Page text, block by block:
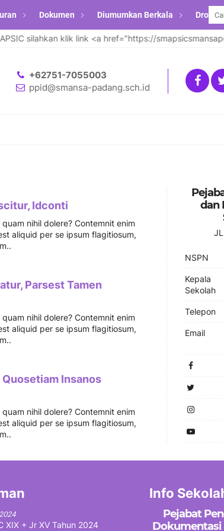
Dokumen Diumumkan Berkala Drop
silahkan klik link <a href="https://
+62751-7055003
ppid@smansa-padang.sch.id
Idconti
nihil dolere? Contemnit enim
aliquid per se ipsum flagitiosum,
Parsest Tamen
nihil dolere? Contemnit enim
aliquid per se ipsum flagitiosum,
Insanos
nihil dolere? Contemnit enim
aliquid per se ipsum flagitiosum,
dan
NSPN
Kepala
Sekolah
Telepon
Email
XIX + Jr XV Tahun 2024
Info
Pejabat
Dokumentasi